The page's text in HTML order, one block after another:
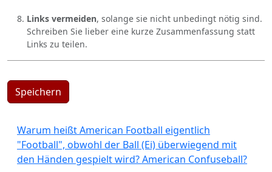
Links vermeiden, solange sie nicht unbedingt nötig sind.
Schreiben Sie lieber eine kurze Zusammenfassung statt
Links zu teilen.
Speichern
Warum heißt American Football eigentlich
"Football", obwohl der Ball (Ei) überwiegend mit
den Händen gespielt wird? American Confuseball?